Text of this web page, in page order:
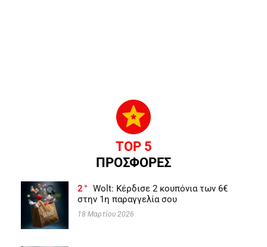
TOP 5
ΠΡΟΣΦΟΡΕΣ
2
Wolt: Κέρδισε 2 κουπόνια των 6€
στην 1η παραγγελία σου
18 Μαρτίου 2026